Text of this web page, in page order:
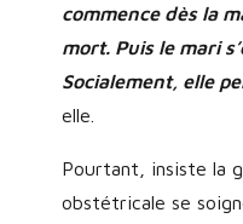
commence dès la
mort. Puis le mari
Socialement, elle
elle.
Pourtant, insiste la
obstétricale se